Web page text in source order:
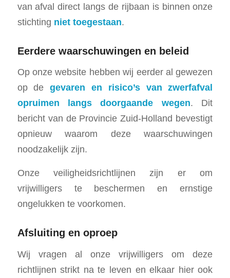
van afval direct langs de rijbaan is binnen onze
stichting niet toegestaan.
Eerdere waarschuwingen en beleid
Op onze website hebben wij eerder al gewezen
op degevaren en risico’s van zwerfafval
opruimen langs doorgaande wegen. Dit
bericht van de Provincie Zuid-Holland bevestigt
opnieuw waarom deze waarschuwingen
noodzakelijk zijn.
Onze veiligheidsrichtlijnen zijn er om
vrijwilligers te beschermen en ernstige
ongelukken te voorkomen.
Afsluiting en oproep
Wij vragen al onze vrijwilligers om deze
richtlijnen strikt na te leven en elkaar hier ook